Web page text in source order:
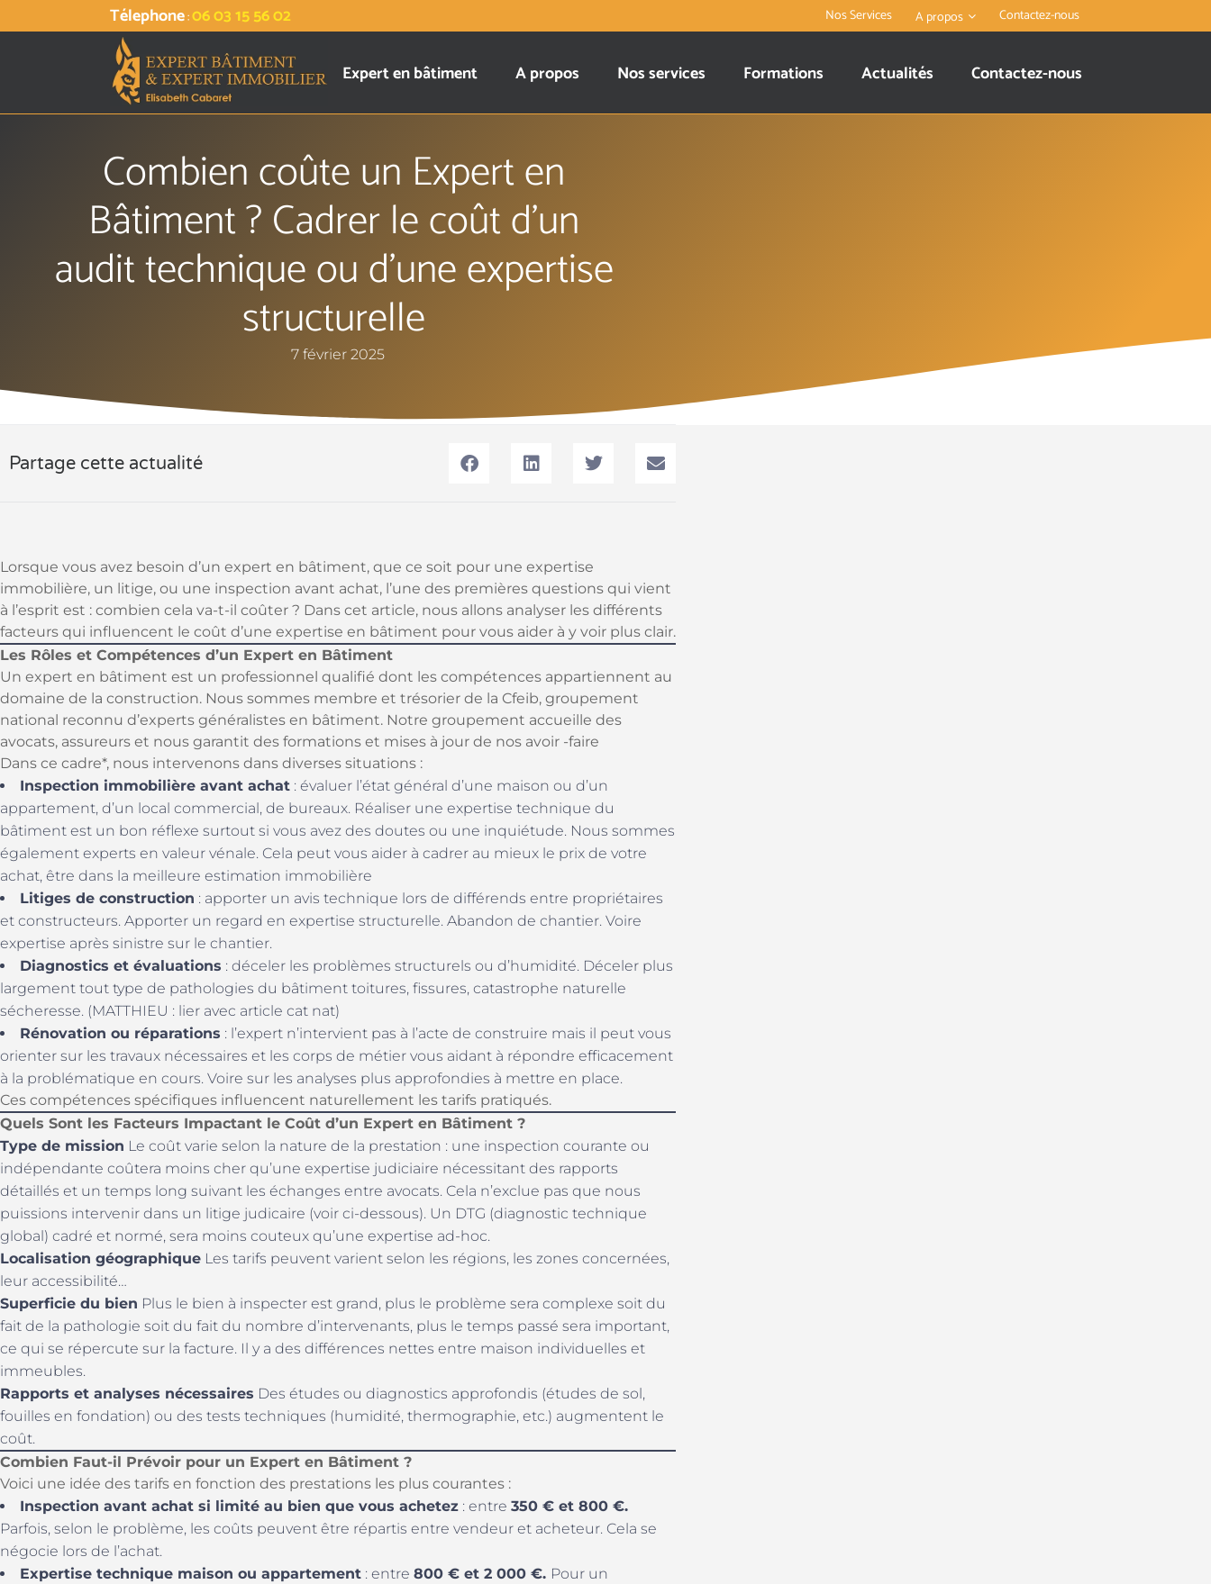
Télephone:06 03 15 56 02 Nos Services A propos Contactez-nous
Expert en bâtiment A propos Nos services Formations Actualités Contactez-nous
Combien coûte un Expert en
Bâtiment ? Cadrer le coût d’un
audit technique ou d’une expertise
structurelle
7 février 2025
Partage cette actualité
Lorsque vous avez besoin d’un expert en bâtiment, que ce soit pour une expertise
immobilière, un litige, ou une inspection avant achat, l’une des premières questions qui vient
à l’esprit est : combien cela va-t-il coûter ? Dans cet article, nous allons analyser les différents
facteurs qui influencent le coût d’une expertise en bâtiment pour vous aider à y voir plus clair.
Les Rôles et Compétences d’un Expert en Bâtiment
Un expert en bâtiment est un professionnel qualifié dont les compétences appartiennent au
domaine de la construction. Nous sommes membre et trésorier de la Cfeib, groupement
national reconnu d’experts généralistes en bâtiment. Notre groupement accueille des
avocats, assureurs et nous garantit des formations et mises à jour de nos avoir -faire
Dans ce cadre*, nous intervenons dans diverses situations :
Inspection immobilière avant achat : évaluer l’état général d’une maison ou d’un
appartement, d’un local commercial, de bureaux. Réaliser une expertise technique du
bâtiment est un bon réflexe surtout si vous avez des doutes ou une inquiétude. Nous sommes
également experts en valeur vénale. Cela peut vous aider à cadrer au mieux le prix de votre
achat, être dans la meilleure estimation immobilière
Litiges de construction : apporter un avis technique lors de différends entre propriétaires
et constructeurs. Apporter un regard en expertise structurelle. Abandon de chantier. Voire
expertise après sinistre sur le chantier.
Diagnostics et évaluations : déceler les problèmes structurels ou d’humidité. Déceler plus
largement tout type de pathologies du bâtiment toitures, fissures, catastrophe naturelle
sécheresse. (MATTHIEU : lier avec article cat nat)
Rénovation ou réparations : l’expert n’intervient pas à l’acte de construire mais il peut vous
orienter sur les travaux nécessaires et les corps de métier vous aidant à répondre efficacement
à la problématique en cours. Voire sur les analyses plus approfondies à mettre en place.
Ces compétences spécifiques influencent naturellement les tarifs pratiqués.
Quels Sont les Facteurs Impactant le Coût d’un Expert en Bâtiment ?
Type de mission Le coût varie selon la nature de la prestation : une inspection courante ou
indépendante coûtera moins cher qu’une expertise judiciaire nécessitant des rapports
détaillés et un temps long suivant les échanges entre avocats. Cela n’exclue pas que nous
puissions intervenir dans un litige judicaire (voir ci-dessous). Un DTG (diagnostic technique
global) cadré et normé, sera moins couteux qu’une expertise ad-hoc.
Localisation géographique Les tarifs peuvent varient selon les régions, les zones concernées,
leur accessibilité…
Superficie du bien Plus le bien à inspecter est grand, plus le problème sera complexe soit du
fait de la pathologie soit du fait du nombre d’intervenants, plus le temps passé sera important,
ce qui se répercute sur la facture. Il y a des différences nettes entre maison individuelles et
immeubles.
Rapports et analyses nécessaires Des études ou diagnostics approfondis (études de sol,
fouilles en fondation) ou des tests techniques (humidité, thermographie, etc.) augmentent le
coût.
Combien Faut-il Prévoir pour un Expert en Bâtiment ?
Voici une idée des tarifs en fonction des prestations les plus courantes :
Inspection avant achat si limité au bien que vous achetez : entre 350 € et 800 €.
Parfois, selon le problème, les coûts peuvent être répartis entre vendeur et acheteur. Cela se
négocie lors de l’achat.
Expertise technique maison ou appartement : entre 800 € et 2 000 €. Pour un